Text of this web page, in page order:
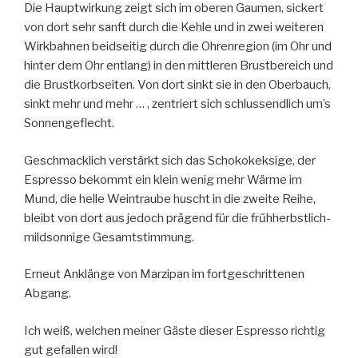
Die Hauptwirkung zeigt sich im oberen Gaumen, sickert
von dort sehr sanft durch die Kehle und in zwei weiteren
Wirkbahnen beidseitig durch die Ohrenregion (im Ohr und
hinter dem Ohr entlang) in den mittleren Brustbereich und
die Brustkorbseiten. Von dort sinkt sie in den Oberbauch,
sinkt mehr und mehr … , zentriert sich schlussendlich um’s
Sonnengeflecht.
Geschmacklich verstärkt sich das Schokokeksige, der
Espresso bekommt ein klein wenig mehr Wärme im
Mund, die helle Weintraube huscht in die zweite Reihe,
bleibt von dort aus jedoch prägend für die frűhherbstlich-
mildsonnige Gesamtstimmung.
Erneut Anklänge von Marzipan im fortgeschrittenen
Abgang.
Ich weiß, welchen meiner Gäste dieser Espresso richtig
gut gefallen wird!